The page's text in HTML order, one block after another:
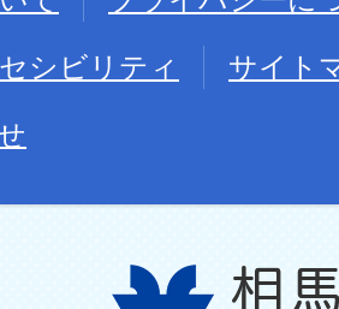
シビリティ
サイト